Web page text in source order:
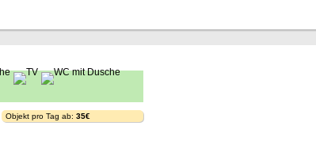
Objekt pro Tag ab: 35€